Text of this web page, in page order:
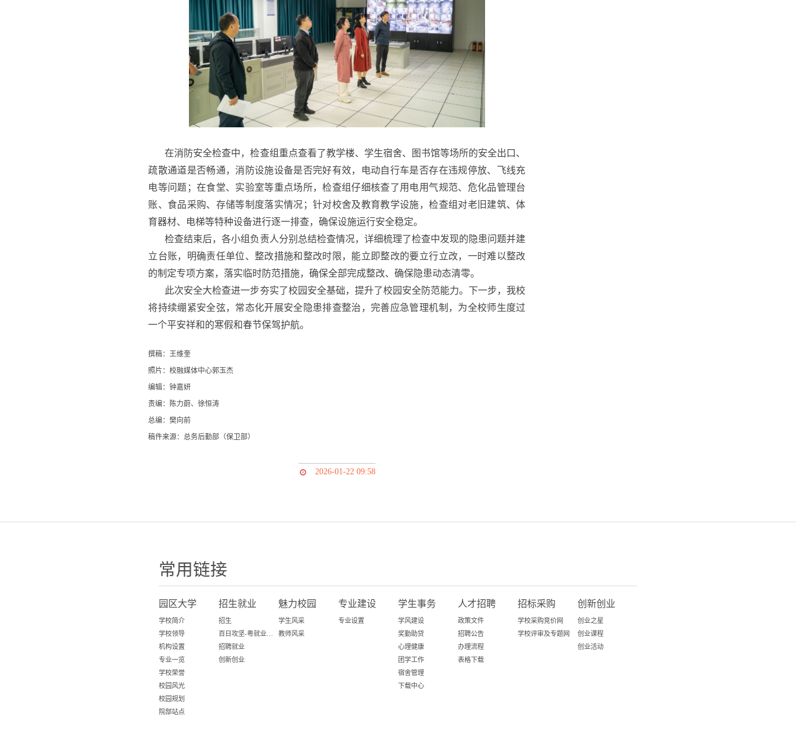
在消防安全检查中，检查组重点查看了教学楼、学生宿舍、图书馆等场所的安全出口、
疏散通道是否畅通，消防设施设备是否完好有效，电动自行车是否存在违规停放、飞线充
电等问题；在食堂、实验室等重点场所，检查组仔细核查了用电用气规范、危化品管理台
账、食品采购、存储等制度落实情况；针对校舍及教育教学设施，检查组对老旧建筑、体
育器材、电梯等特种设备进行逐一排查，确保设施运行安全稳定。
检查结束后，各小组负责人分别总结检查情况，详细梳理了检查中发现的隐患问题并建
立台账，明确责任单位、整改措施和整改时限，能立即整改的要立行立改，一时难以整改
的制定专项方案，落实临时防范措施，确保全部完成整改、确保隐患动态清零。
此次安全大检查进一步夯实了校园安全基础，提升了校园安全防范能力。下一步，我校
将持续绷紧安全弦，常态化开展安全隐患排查整治，完善应急管理机制，为全校师生度过
一个平安祥和的寒假和春节保驾护航。
撰稿：王维奎
照片：校融媒体中心郭玉杰
编辑：钟嘉妍
责编：陈力蔚、徐恒涛
总编：樊向前
稿件来源：总务后勤部（保卫部）
2026-01-22 09:58
常用链接
园区大学
学校简介
学校领导
机构设置
专业一览
学校荣誉
校园风光
校园规划
院部站点
招生就业
招生
招聘就业
创新创业
魅力校园
学生风采
教师风采
专业建设
专业设置
学生事务
学风建设
奖勤助贷
心理健康
团学工作
宿舍管理
下载中心
人才招聘
政策文件
招聘公告
办理流程
表格下载
招标采购
学校采购竞价网
学校评审及专题网
创新创业
创业之星
创业课程
创业活动